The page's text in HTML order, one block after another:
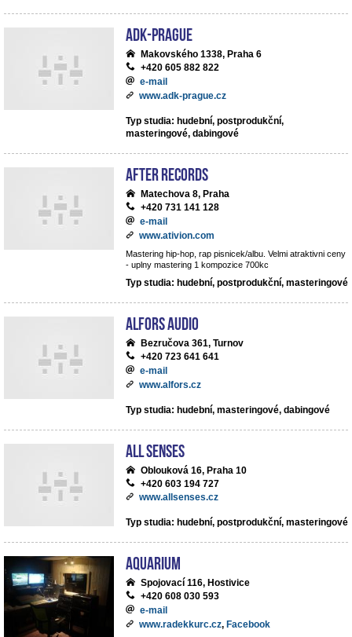
ADK-Prague
Makovského 1338, Praha 6
+420 605 882 822
e-mail
www.adk-prague.cz
Typ studia: hudební, postprodukční,
masteringové, dabingové
After records
Matechova 8, Praha
+420 731 141 128
e-mail
www.ativion.com
Mastering hip-hop, rap pisnicek/albu. Velmi atraktivni ceny
- uplny mastering 1 kompozice 700kc
Typ studia: hudební, postprodukční, masteringové
ALFORS audio
Bezručova 361, Turnov
+420 723 641 641
e-mail
www.alfors.cz
Typ studia: hudební, masteringové, dabingové
All Senses
Oblouková 16, Praha 10
+420 603 194 727
www.allsenses.cz
Typ studia: hudební, postprodukční, masteringové
Aquarium
Spojovací 116, Hostivice
+420 608 030 593
e-mail
www.radekkurc.cz, Facebook